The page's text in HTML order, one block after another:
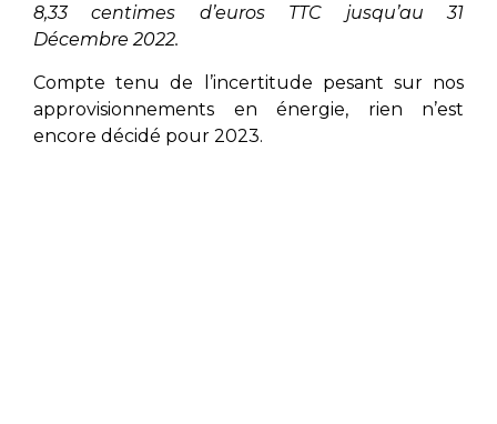
8,33 centimes d’euros TTC jusqu’au 31
Décembre 2022.
Compte tenu de l’incertitude pesant sur nos
approvisionnements en énergie, rien n’est
encore décidé pour 2023.